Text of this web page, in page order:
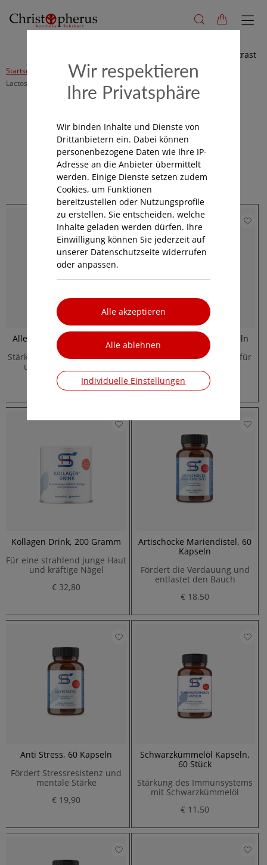
Hoher Kontrast
Startseite Alle Produkte
Vegan, Gluten-, Lactose-, Fructosefrei
Lactosefrei
Kategorienavigation
Lactosefrei
Allergo Immun, 60 Kapseln
Stärkt das Immunsystem und
unterstützt Allergiker
€ 23,90
Immun+Cistus, 60 Kapseln
Stärkt das Immunsystem für
€ 21,90
Kollagen Drink, 200 Gramm
Für eine strahlend junge Haut
und kräftige Nägel
€ 32,80
Artischocke Mariendistel, 60
Kapseln
Fördert die Verdauung und
entlastet den Bauch
€ 18,50
Anti Stress, 60 Kapseln
Fördert Stressresistenz und
mentale Stärke
€ 19,90
Schwarzkümmelöl Kapseln,
60 Stück
Stärkung des Immunsystems
mit Schwarzkümmelöl
€ 11,50
Wir respektieren
Ihre Privatsphäre
Wir binden Inhalte und Dienste von
Drittanbietern ein. Dabei können
personenbezogene Daten wie Ihre IP-
Adresse an die Anbieter übermittelt
werden. Einige Dienste setzen zudem
Cookies, um Funktionen
bereitzustellen oder Nutzungsprofile
zu erstellen. Sie entscheiden, welche
Inhalte geladen werden dürfen. Ihre
Einwilligung können Sie jederzeit auf
unserer Datenschutzseite widerrufen
oder anpassen.
Individuelle Einstellungen